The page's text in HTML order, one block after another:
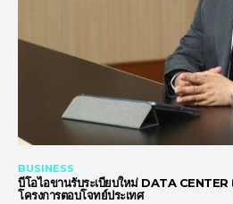
BUSINESS
บีโอไอขานรับระเบียบใหม่ DATA
โครงการตอบโจทย์ประเทศ